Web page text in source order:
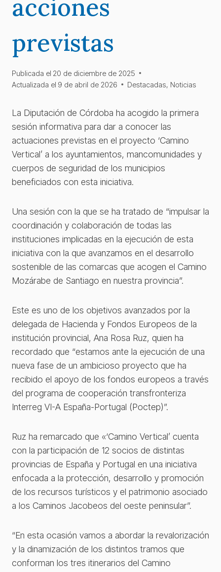
acciones
previstas
Publicada el 20 de diciembre de 2025
Actualizada el 9 de abril de 2026 Destacadas, Noticias
La Diputación de Córdoba ha acogido la primera
sesión informativa para dar a conocer las
actuaciones previstas en el proyecto ‘Camino
Vertical’ a los ayuntamientos, mancomunidades y
cuerpos de seguridad de los municipios
beneficiados con esta iniciativa.
Una sesión con la que se ha tratado de “impulsar la
coordinación y colaboración de todas las
instituciones implicadas en la ejecución de esta
iniciativa con la que avanzamos en el desarrollo
sostenible de las comarcas que acogen el Camino
Mozárabe de Santiago en nuestra provincia”.
Este es uno de los objetivos avanzados por la
delegada de Hacienda y Fondos Europeos de la
institución provincial, Ana Rosa Ruz, quien ha
recordado que “estamos ante la ejecución de una
nueva fase de un ambicioso proyecto que ha
recibido el apoyo de los fondos europeos a través
del programa de cooperación transfronteriza
Interreg VI-A España-Portugal (Poctep)”.
Ruz ha remarcado que «‘Camino Vertical’ cuenta
con la participación de 12 socios de distintas
provincias de España y Portugal en una iniciativa
enfocada a la protección, desarrollo y promoción
de los recursos turísticos y el patrimonio asociado
a los Caminos Jacobeos del oeste peninsular”.
“En esta ocasión vamos a abordar la revalorización
y la dinamización de los distintos tramos que
conforman los tres itinerarios del Camino